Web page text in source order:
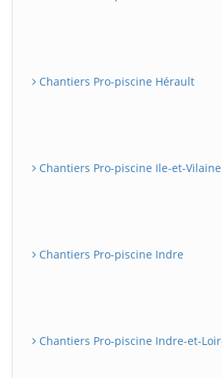
Chantiers Pro-piscine Hérault
Chantiers Pro-piscine Ile-et-Vilaine
Chantiers Pro-piscine Indre
Chantiers Pro-piscine Indre-et-